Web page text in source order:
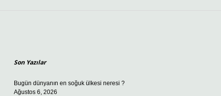
Son Yazılar
Bugün dünyanın en soğuk ülkesi neresi ?
Ağustos 6, 2026